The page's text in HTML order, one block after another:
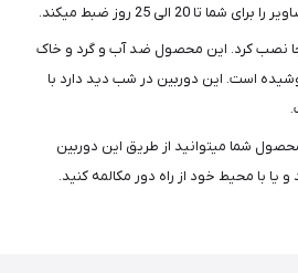
20 الی 25 روز ضبط میکند.
جا نصب کرد. این محصول ضد آب و گرد و خاک
است. این دوربین در شب دید دارد با
شما میتوانید از طریق این دوربین
با محیط خود از راه دور مکالمه کنید.